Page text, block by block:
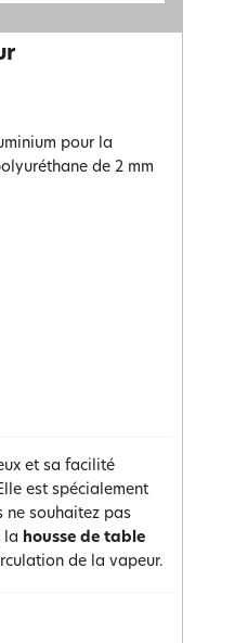
pour la
de 2 mm
et sa facilité
est spécialement
ne souhaitez pas
la housse de table
de la vapeur.